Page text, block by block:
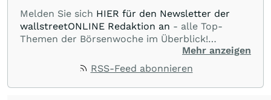
Melden Sie sich HIER für den Newsletter der
wallstreetONLINE Redaktion an - alle Top-
Themen der Börsenwoche im Überblick!
Verpassen Sie kein wichtiges Anleger-Thema!Für
Beiträge auf diesem journalistischen Channel ist
Redaktion verantwortlich. Die Fachjournalisten
Mehr anzeigen
RSS-Feed abonnieren